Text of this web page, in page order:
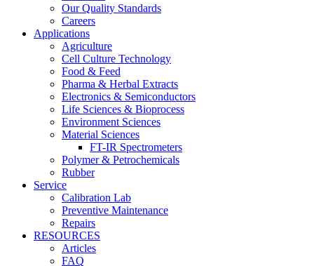
Our Quality Standards
Careers
Applications
Agriculture
Cell Culture Technology
Food & Feed
Pharma & Herbal Extracts
Electronics & Semiconductors
Life Sciences & Bioprocess
Environment Sciences
Material Sciences
FT-IR Spectrometers
Polymer & Petrochemicals
Rubber
Service
Calibration Lab
Preventive Maintenance
Repairs
RESOURCES
Articles
FAQ